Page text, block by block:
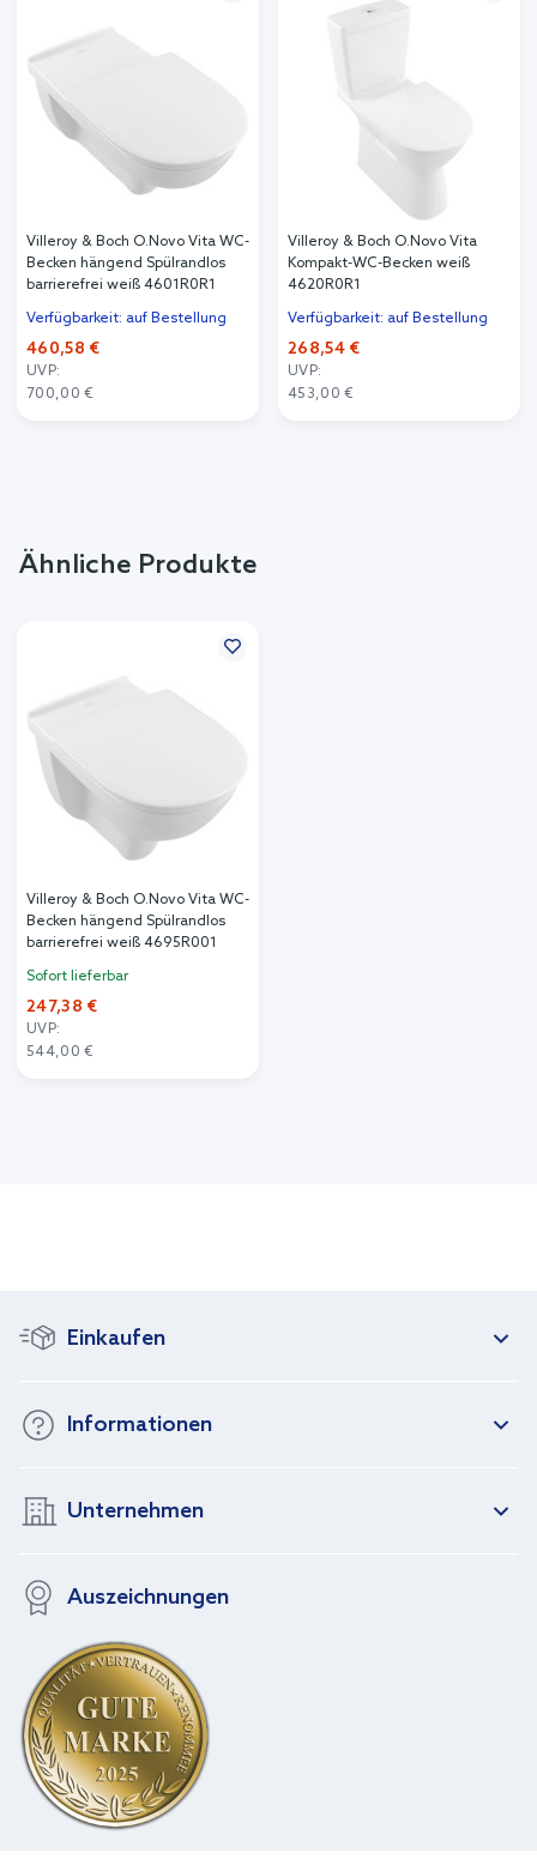
Villeroy & Boch O.Novo Vita WC-
Becken hängend Spülrandlos
barrierefrei weiß 4601R0R1
Verfügbarkeit: auf Bestellung
460,58 €
UVP:
700,00 €
Villeroy & Boch O.Novo Vita
Kompakt-WC-Becken weiß
4620R0R1
Verfügbarkeit: auf Bestellung
268,54 €
UVP:
453,00 €
Ähnliche Produkte
Villeroy & Boch O.Novo Vita WC-
Becken hängend Spülrandlos
barrierefrei weiß 4695R001
Sofort lieferbar
247,38 €
UVP:
544,00 €
Einkaufen
Informationen
Unternehmen
Auszeichnungen